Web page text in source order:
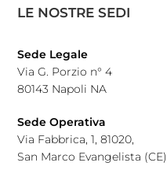
LE NOSTRE SEDI
Sede Legale
Via G. Porzio n° 4
80143 Napoli NA
Sede Operativa
Via Fabbrica, 1, 81020,
San Marco Evangelista (CE)